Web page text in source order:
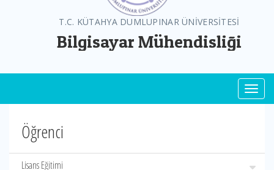
T.C. KÜTAHYA DUMLUPINAR ÜNİVERSİTESİ
Bilgisayar Mühendisliği
Öğrenci
Lisans Eğitimi